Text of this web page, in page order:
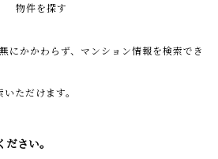
物件を探す
にかかわらず、マンション情報を検索でき
ただけます。
さい。